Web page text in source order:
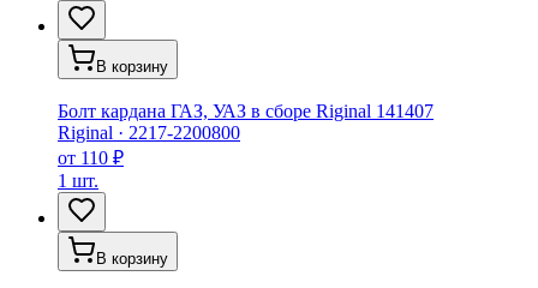
В корзину
Болт кардана ГАЗ, УАЗ в сборе Riginal 141407
Riginal · 2217-2200800
от 110 ₽
1 шт.
В корзину